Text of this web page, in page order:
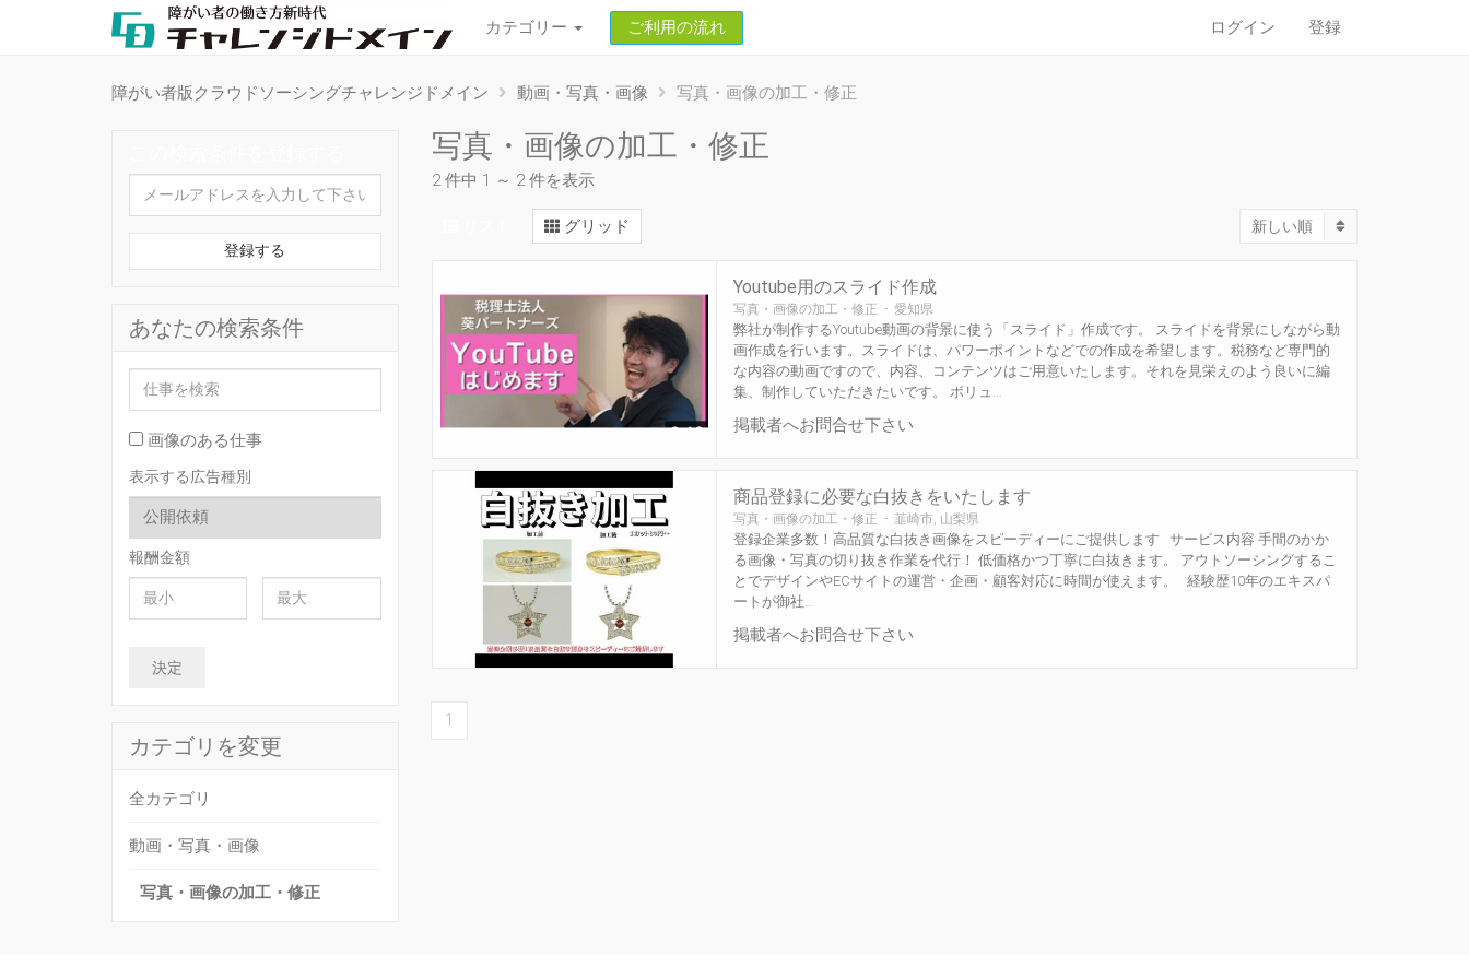
カテゴリー ご利用の流れ ログイン 登録
障がい者版クラウドソーシングチャレンジドメイン 動画・写真・画像 写真・画像の加工・修正
登録する
あなたの検索条件
画像のある仕事
表示する広告種別
報酬金額
決定
カテゴリを変更
全カテゴリ
動画・写真・画像
写真・画像の加工・修正
写真・画像の加工・修正
2 件中 1 ～ 2 件を表示
グリッド 新しい順
Youtube用のスライド作成
写真・画像の加工・修正 - 愛知県
弊社が制作するYoutube動画の背景に使う「スライド」作成です。 スライドを背景にしながら動
画作成を行います。スライドは、パワーポイントなどでの作成を希望します。税務など専門的
な内容の動画ですので、内容、コンテンツはご用意いたします。それを見栄えのよう良いに編
集、制作していただきたいです。 ボリュ...
掲載者へお問合せ下さい
商品登録に必要な白抜きをいたします
写真・画像の加工・修正 - 韮崎市, 山梨県
登録企業多数！高品質な白抜き画像をスピーディーにご提供します サービス内容 手間のかか
る画像・写真の切り抜き作業を代行！ 低価格かつ丁寧に白抜きます。 アウトソーシングするこ
とでデザインやECサイトの運営・企画・顧客対応に時間が使えます。 経験歴10年のエキスパ
ートが御社...
掲載者へお問合せ下さい
1